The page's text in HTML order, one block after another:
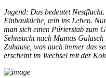
Jugend: Das bedeutet
Einbauküche, rein ins Leben.
man sich einen Pürierstab zum
Sehnsucht nach Mamas
Zuhause, was auch immer das
erscheint im Wechsel mit der